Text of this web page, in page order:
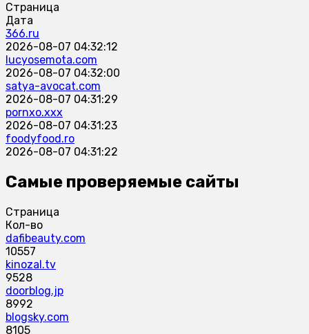
Страница
Дата
366.ru
2026-08-07 04:32:12
lucyosemota.com
2026-08-07 04:32:00
satya-avocat.com
2026-08-07 04:31:29
pornxo.xxx
2026-08-07 04:31:23
foodyfood.ro
2026-08-07 04:31:22
Самые проверяемые сайты
Страница
Кол-во
dafibeauty.com
10557
kinozal.tv
9528
doorblog.jp
8992
blogsky.com
8105